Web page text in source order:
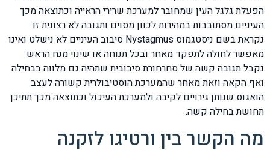
הפעלת גלגל העין שמחובר למערכת שרירי הראייה וכתוצאה מכך
העיניים מסתובבות במהירות לכוון מסוים ותגובה לא רצונית זו
נקראת בשם ניסטגמוס Nystagmus סיבוב העיניים לא נישלט ואינו
מאפשר לחולה לתפקד מאחר ובכל תנוחה או שינוי מנח הראש
נקבל תגובה קשה של סחרחורת סיבובית שתהיה גם מלווה בבחילה
ואף הקאה וזאת מאחר שהמערכת הוסטיבולרית קשורה לעצב
הואגוס שנותן גירויים לקיבה ולמערכת העיכול וכתוצאה מכך תתיכן
תחושת בחילה קשה.
מה הקשר בין ורטיגו לזקנה